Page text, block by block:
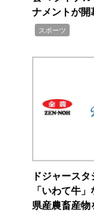
ナメントが開
スポーツ
ドジャース
「いわて牛
県産農畜産